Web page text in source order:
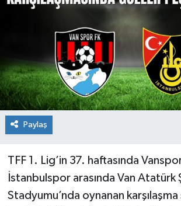
Paylaş
TFF 1. Lig’in 37. haftasında
İstanbulspor arasında Van Atatürk
Stadyumu’nda oynanan